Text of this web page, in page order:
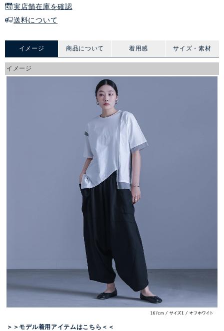
実店舗在庫を確認
送料について
イメージ 商品について 着用感 サイズ・素材
イメージ
＞＞モデル着用アイテムはこちら＜＜